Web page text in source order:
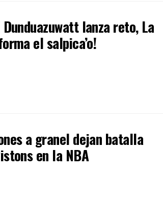
lanza reto, La
el salpica’o!
a granel dejan batalla
en la NBA